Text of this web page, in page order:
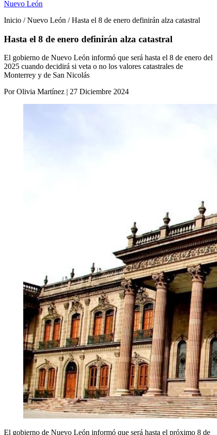
Nuevo León
Inicio / Nuevo León / Hasta el 8 de enero definirán alza catastral
Hasta el 8 de enero definirán alza catastral
El gobierno de Nuevo León informó que será hasta el 8 de enero del
2025 cuando decidirá si veta o no los valores catastrales de
Monterrey y de San Nicolás
Por Olivia Martínez | 27 Diciembre 2024
El gobierno de Nuevo León informó que será hasta el próximo 8 de